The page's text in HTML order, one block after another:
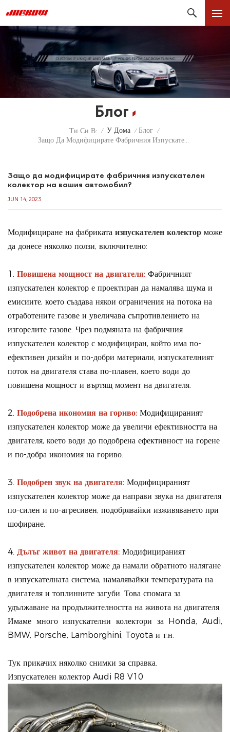
Блог
Ти Си В: / У Дома / Блог /
Защо да модифицирате фабричния изпускателен
колектор на вашия автомобил?
JUN 14, 2023
Модифициране на фабриката изпускателен колектор може
да донесе няколко ползи, включително:
1. Повишена мощност на двигателя: Фабричният
изпускателен колектор е проектиран да намалява шума и
емисиите, което създава някои ограничения на потока на
отработените газове и увеличава съпротивлението на
изгорелите газове. Чрез подмяната на фабричния
изпускателен колектор с модифициран, който има по-
ефективен дизайн и по-добри материали, изпускателният
поток на двигателя става по-плавен, което води до
повишена мощност и въртящ момент на двигателя.
2. Подобрена икономия на гориво: Модифицираният
изпускателен колектор може да увеличи ефективността на
двигателя, което води до подобрена ефективност на горене
и по-добра икономия на гориво.
3. Подобрен звук на двигателя: Модифицираният
изпускателен колектор може да направи звука на двигателя
по-силен и по-агресивен, подобрявайки изживяването при
шофиране.
4. Дълъг живот на двигателя: Модифицираният
изпускателен колектор може да намали обратното налягане
в изпускателната система, намалявайки температурата на
двигателя и топлинните загуби. Това спомага за
удължаване на продължителността на живота на двигателя.
Имаме много изпускателни колектори за Honda, Audi,
BMW, Porsche, Lamborghini, Toyota и т.н.
Тук прикачих няколко снимки за справка.
Изпускателен колектор Audi R8 V10